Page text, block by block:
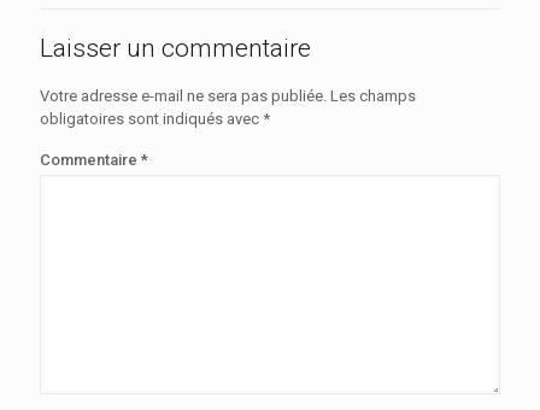
Laisser un commentaire
Votre adresse e-mail ne sera pas publiée. Les champs
obligatoires sont indiqués avec *
Commentaire *